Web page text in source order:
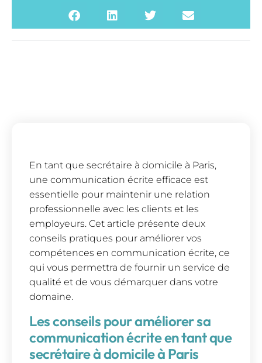
En tant que secrétaire à domicile à Paris,
une communication écrite efficace est
essentielle pour maintenir une relation
professionnelle avec les clients et les
employeurs. Cet article présente deux
conseils pratiques pour améliorer vos
compétences en communication écrite, ce
qui vous permettra de fournir un service de
qualité et de vous démarquer dans votre
domaine.
Les conseils pour améliorer sa
communication écrite en tant que
secrétaire à domicile à Paris